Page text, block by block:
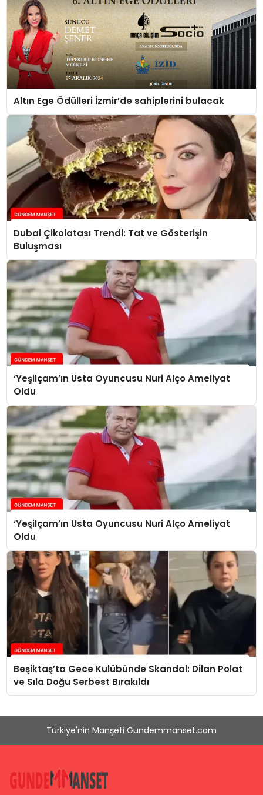
Altın Ege Ödülleri İzmir’de sahiplerini bulacak
Dubai Çikolatası Trendi: Tat ve Gösterişin
Buluşması
‘Yeşilçam’ın Usta Oyuncusu Nuri Alço Ameliyat
Oldu
‘Yeşilçam’ın Usta Oyuncusu Nuri Alço Ameliyat
Oldu
Beşiktaş’ta Gece Kulübünde Skandal: Dilan Polat
ve Sıla Doğu Serbest Bırakıldı
Türkiye'nin Manşeti Gundemmanset.com